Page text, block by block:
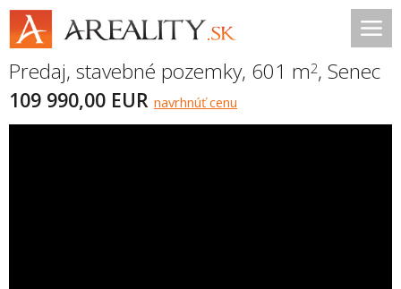
Predaj, stavebné pozemky, 601 m2, Senec
109 990,00 EUR navrhnúť cenu